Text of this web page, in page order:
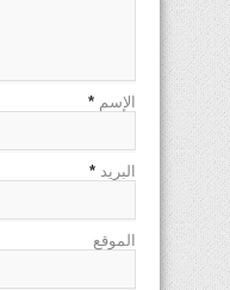
الإسم *
البريد *
الموقع